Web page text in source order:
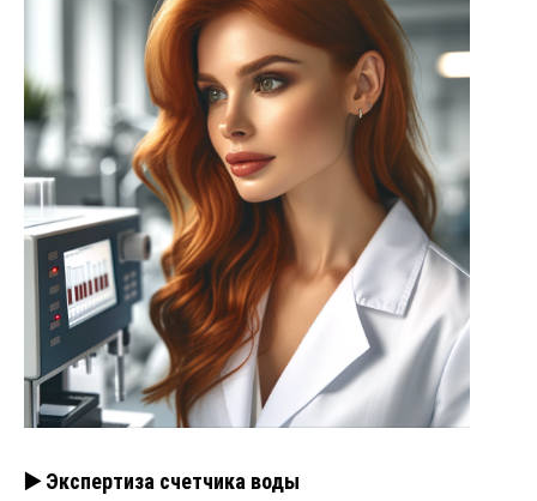
▶️ Экспертиза счетчика воды